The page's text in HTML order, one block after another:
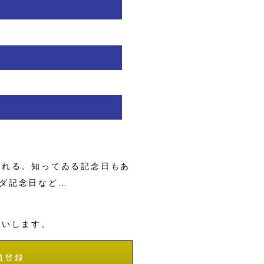
る。知ってゐる記念日もあ
記念日など…
します。
登録